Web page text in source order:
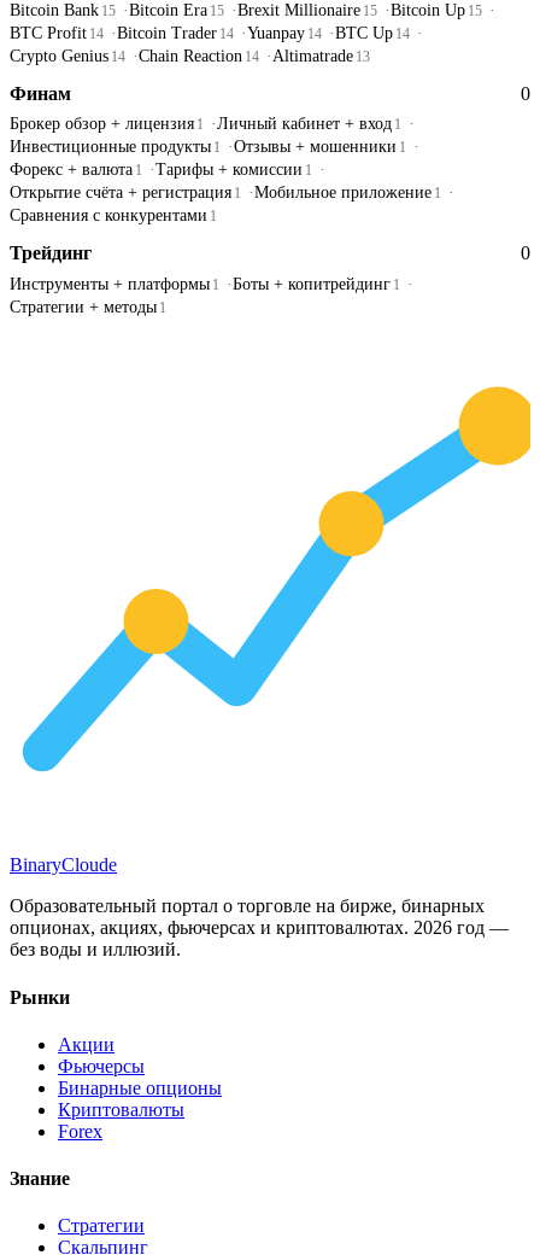
Bitcoin Bank 15 Bitcoin Era 15 Brexit Millionaire 15 Bitcoin Up 15
BTC Profit 14 Bitcoin Trader 14 Yuanpay 14 BTC Up 14
Crypto Genius 14 Chain Reaction 14 Altimatrade 13
Финам 0
Брокер обзор + лицензия 1 Личный кабинет + вход 1
Инвестиционные продукты 1 Отзывы + мошенники 1
Форекс + валюта 1 Тарифы + комиссии 1
Открытие счёта + регистрация 1 Мобильное приложение 1
Сравнения с конкурентами 1
Трейдинг 0
Инструменты + платформы 1 Боты + копитрейдинг 1
Стратегии + методы 1
BinaryCloude
Образовательный портал о торговле на бирже, бинарных
опционах, акциях, фьючерсах и криптовалютах. 2026 год —
без воды и иллюзий.
Рынки
Акции
Фьючерсы
Бинарные опционы
Криптовалюты
Forex
Знание
Стратегии
Скальпинг